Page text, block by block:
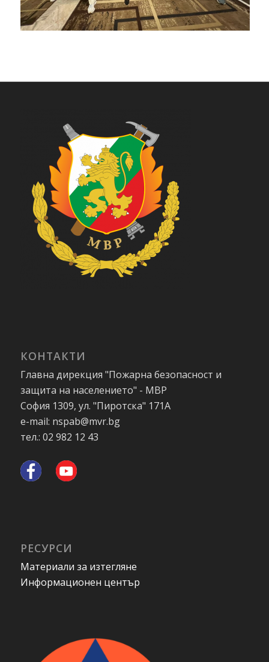
КОНТАКТИ
Главна дирекция "Пожарна безопасност и
защита на населението" - МВР
София 1309, ул. "Пиротска" 171А
e-mail: nspab@mvr.bg
тел.: 02 982 12 43
РЕСУРСИ
Материали за изтегляне
Информационен център